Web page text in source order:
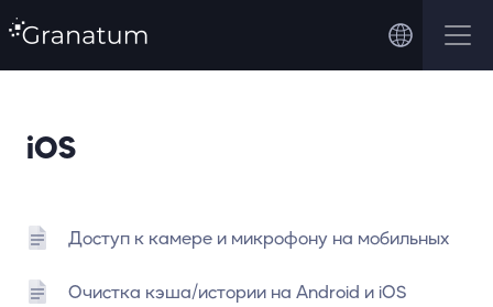
iOS
Доступ к камере и микрофону на мобильных
Очистка кэша/истории на Android и iOS